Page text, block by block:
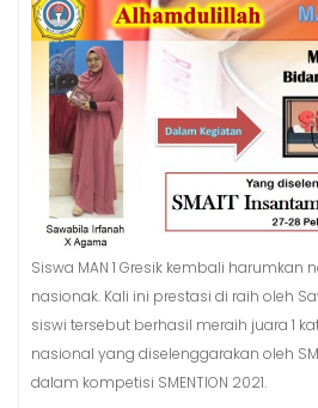
Siswa MAN 1 Gresik kembali
nasionak. Kali ini prestasi di raih oleh
siswi tersebut berhasil meraih juara 1
nasional yang diselenggarakan oleh
dalam kompetisi SMENTION 2021.